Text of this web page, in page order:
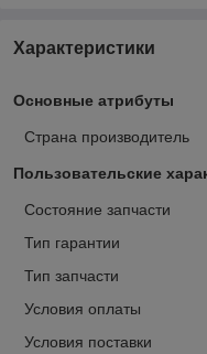
Характеристики
Основные атрибуты
Страна производитель
Пользовательские
Состояние запчасти
Тип гарантии
Тип запчасти
Условия оплаты
Условия поставки